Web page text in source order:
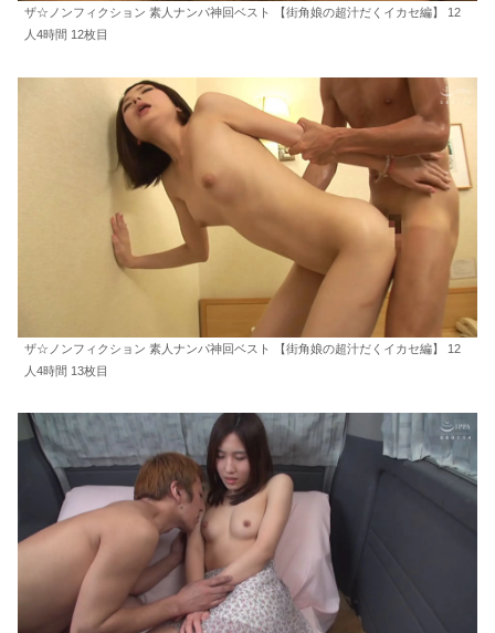
ザ☆ノンフィクション 素人ナンパ神回ベスト 【街角娘の超汁だくイカセ編】 12
人4時間 12枚目
ザ☆ノンフィクション 素人ナンパ神回ベスト 【街角娘の超汁だくイカセ編】 12
人4時間 13枚目